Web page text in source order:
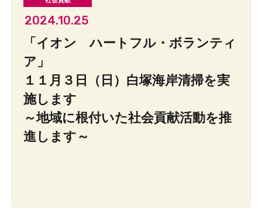
2024.10.25
「イオン ハートフル・ボランティ
ア」
１１月３日（日）白塚海岸清掃を実
施します
～地域に根付いた社会貢献活動を推
進します～